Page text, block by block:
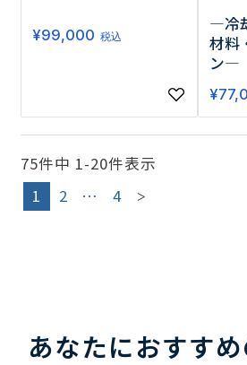
¥99,000 税込
―冷
材料
ン―
¥
75件中 1-20件表示
1
2 … 4
あなたにおすす